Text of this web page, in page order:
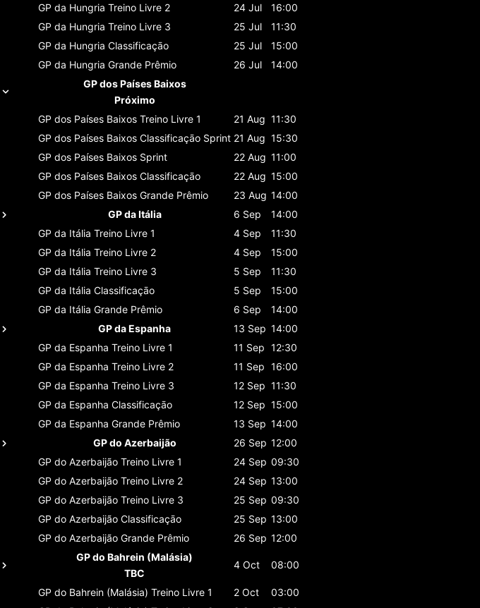
GP da Hungria Treino Livre 2 24 Jul
16:00
GP da Hungria Treino Livre 3 25 Jul
11:30
GP da Hungria Classificaçāo 25 Jul
15:00
GP da Hungria Grande Prêmio 26 Jul
14:00
GP dos Países Baixos
Próximo
GP dos Países Baixos Treino Livre 1 21 Aug 11:30
GP dos Países Baixos Classificaçāo Sprint 21 Aug 15:30
GP dos Países Baixos Sprint 22 Aug 11:00
GP dos Países Baixos Classificaçāo 22 Aug 15:00
GP dos Países Baixos Grande Prêmio 23 Aug 14:00
GP da Itália
6 Sep
14:00
GP da Itália Treino Livre 1 4 Sep
11:30
GP da Itália Treino Livre 2 4 Sep
15:00
GP da Itália Treino Livre 3 5 Sep
11:30
GP da Itália Classificaçāo 5 Sep
15:00
GP da Itália Grande Prêmio 6 Sep
14:00
GP da Espanha
13 Sep 14:00
GP da Espanha Treino Livre 1 11 Sep 12:30
GP da Espanha Treino Livre 2 11 Sep 16:00
GP da Espanha Treino Livre 3 12 Sep 11:30
GP da Espanha Classificaçāo 12 Sep 15:00
GP da Espanha Grande Prêmio 13 Sep 14:00
GP do Azerbaijão
26 Sep 12:00
GP do Azerbaijão Treino Livre 1 24 Sep 09:30
GP do Azerbaijão Treino Livre 2 24 Sep 13:00
GP do Azerbaijão Treino Livre 3 25 Sep 09:30
GP do Azerbaijão Classificaçāo 25 Sep 13:00
GP do Azerbaijão Grande Prêmio 26 Sep 12:00
GP do Bahrein (Malásia)
TBC
4 Oct 08:00
GP do Bahrein (Malásia) Treino Livre 1 2 Oct
03:00